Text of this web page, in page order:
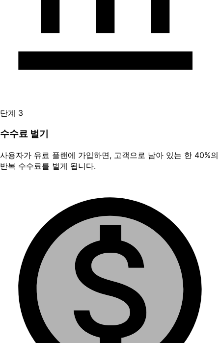
단계 3
수수료 벌기
사용자가 유료 플랜에 가입하면, 고객으로 남아 있는 한 40%의
반복 수수료를 벌게 됩니다.